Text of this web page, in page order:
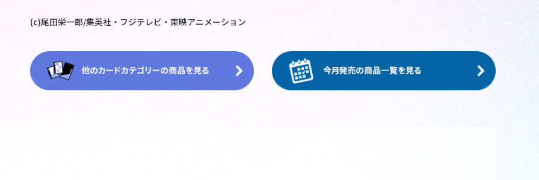
(c)尾田栄一郎/集英社・フジテレビ・東映アニメーション